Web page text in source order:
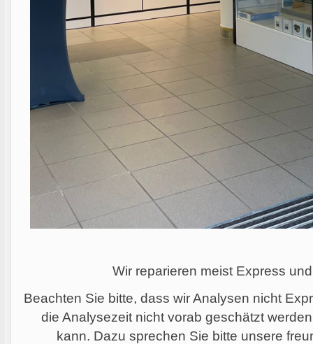
Wir reparieren meist Express
Beachten Sie bitte, dass wir Analysen nicht
die Analysezeit nicht vorab geschätzt
kann. Dazu sprechen Sie bitte unsere